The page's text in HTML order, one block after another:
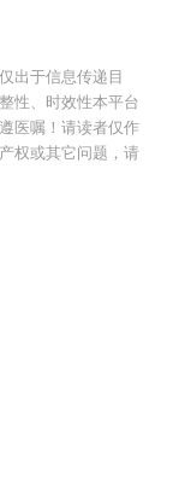
出于信息传递目
性、时效性本平台
医嘱！请读者仅作
权或其它问题，请